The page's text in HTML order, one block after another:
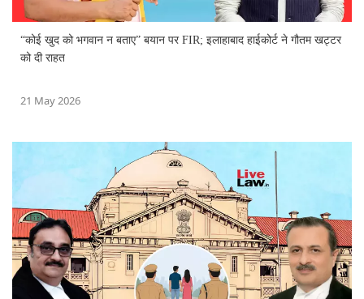
“कोई खुद को भगवान न बताए” बयान पर FIR; इलाहाबाद हाईकोर्ट ने गौतम खट्टर
को दी राहत
21 May 2026